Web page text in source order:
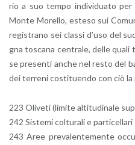
rio a suo tempo in­di­vi­dua­to
Monte Mo­rel­lo, este­so sui
re­gi­stra­no sei clas­si d’uso del
gna to­sca­na cen­tra­le, delle
se pre­sen­ti anche nel resto del
dei ter­re­ni co­sti­tuen­do con ciò la
223 Oli­ve­ti (li­mi­te al­ti­tu­di­na­le
242 Si­ste­mi col­tu­ra­li e par­ti­cel­la­ri
243 Aree pre­va­len­te­men­te